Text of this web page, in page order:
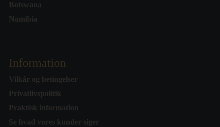
Botswana
Namibia
Information
Vilkår og betingelser
Privatlivspolitik
Praktisk information
Se hvad vores kunder siger